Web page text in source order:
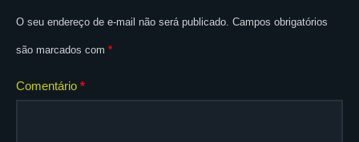
O seu endereço de e-mail não será publicado. Campos obrigatórios
são marcados com *
Comentário *